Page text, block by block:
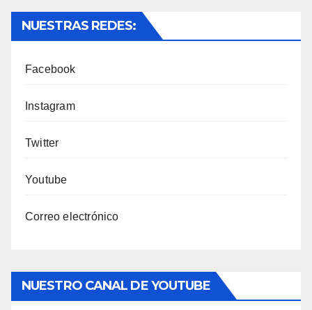
NUESTRAS REDES:
Facebook
Instagram
Twitter
Youtube
Correo electrónico
NUESTRO CANAL DE YOUTUBE